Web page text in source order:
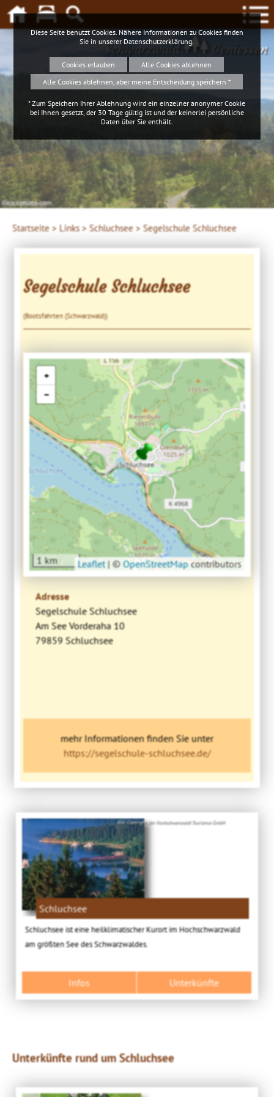
Schwarzwald Geniessen
4ws-netdesign
Startseite > Links > Schluchsee > Segelschule Schluchsee
Segelschule Schluchsee
(Bootsfahrten (Schwarzwald))
+
−
1 km Leaflet | © OpenStreetMapcontributors
Adresse
Segelschule Schluchsee
Am See Vorderaha 10
79859 Schluchsee
mehr Informationen finden Sie unter
https://segelschule-schluchsee.de/
Bild: Copyright der Hochschwarzwald Tourismus GmbH
Schluchsee
Schluchsee ist eine heilklimatischer Kurort im Hochschwarzwald
am größten See des Schwarzwaldes.
Infos Unterkünfte
Unterkünfte rund um Schluchsee
Diese Seite benutzt Cookies. Nähere Informationen zu Cookies finden
Sie in unserer Datenschutzerklärung
Cookies erlauben
Alle Cookies ablehnen
Alle Cookies ablehnen, aber meine Entscheidung speichern *
* Zum Speichern Ihrer Ablehnung wird ein einzelner anonymer Cookie
bei Ihnen gesetzt, der 30 Tage gültig ist und der keinerlei persönliche
Daten über Sie enthält.